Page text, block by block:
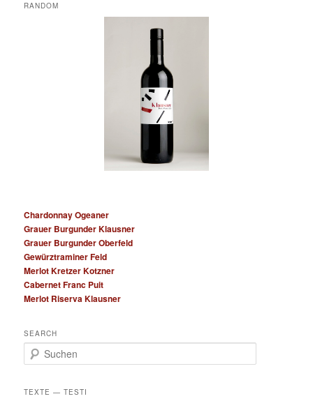
RANDOM
Chardonnay Ogeaner
Grauer Burgunder Klausner
Grauer Burgunder Oberfeld
Gewürztraminer Feld
Merlot Kretzer Kotzner
Cabernet Franc Puit
Merlot Riserva Klausner
SEARCH
u
h
TEXTE — TESTI